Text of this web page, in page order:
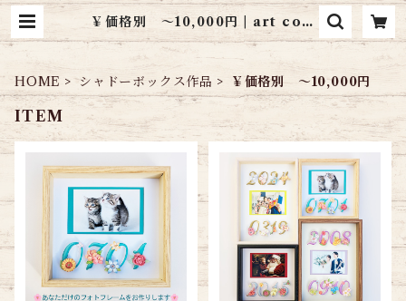
￥価格別 ～10,000円 | art cott
age シャドーボックス通販
HOME シャドーボックス作品 ￥価格別 ～10,000円
ITEM